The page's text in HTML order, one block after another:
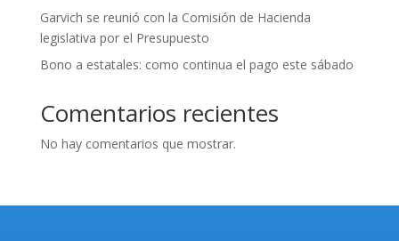
Garvich se reunió con la Comisión de Hacienda
legislativa por el Presupuesto
Bono a estatales: como continua el pago este sábado
Comentarios recientes
No hay comentarios que mostrar.